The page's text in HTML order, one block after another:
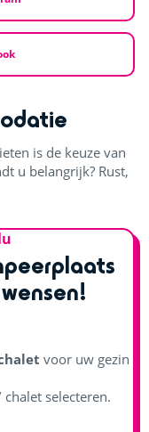
is de keuze van
u belangrijk? Rust,
voor uw gezin
selecteren.